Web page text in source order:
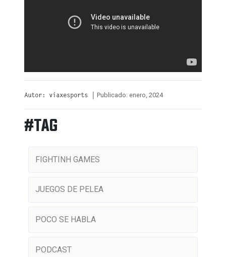
Autor: viaxesports | Publicado: enero, 2024
#TAG
FIGHTINH GAMES
JUEGOS DE PELEA
POCO SE HABLA
PODCAST